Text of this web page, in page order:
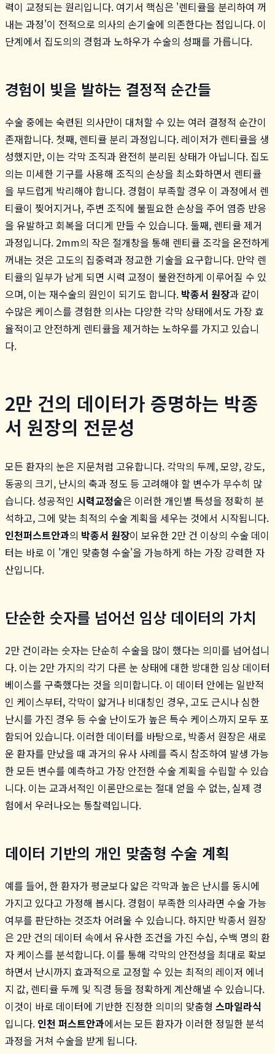
력이 교정되는 원리입니다. 여기서 핵심은 '렌티큘을 분리하여 꺼
내는 과정'이 전적으로 의사의 손기술에 의존한다는 점입니다. 이
단계에서 집도의의 경험과 노하우가 수술의 성패를 가릅니다.
경험이 빛을 발하는 결정적 순간들
수술 중에는 숙련된 의사만이 대처할 수 있는 여러 결정적 순간이
존재합니다. 첫째, 렌티큘 분리 과정입니다. 레이저가 렌티큘을 생
성했지만, 이는 각막 조직과 완전히 분리된 상태가 아닙니다. 집도
의는 미세한 기구를 사용해 조직의 손상을 최소화하면서 렌티큘
을 부드럽게 박리해야 합니다. 경험이 부족할 경우 이 과정에서 렌
티큘이 찢어지거나, 주변 조직에 불필요한 손상을 주어 염증 반응
을 유발하고 회복을 더디게 만들 수 있습니다. 둘째, 렌티큘 제거
과정입니다. 2mm의 작은 절개창을 통해 렌티큘 조각을 온전하게
꺼내는 것은 고도의 집중력과 정교한 기술을 요구합니다. 만약 렌
티큘의 일부가 남게 되면 시력 교정이 불완전하게 이루어질 수 있
으며, 이는 재수술의 원인이 되기도 합니다. 박종서 원장과 같이
수많은 케이스를 경험한 의사는 다양한 각막 상태에서도 가장 효
율적이고 안전하게 렌티큘을 제거하는 노하우를 가지고 있습니
다.
2만 건의 데이터가 증명하는 박종
서 원장의 전문성
모든 환자의 눈은 지문처럼 고유합니다. 각막의 두께, 모양, 강도,
동공의 크기, 난시의 축과 정도 등 고려해야 할 변수가 무수히 많
습니다. 성공적인 시력교정술은 이러한 개인별 특성을 정확히 분
석하고, 그에 맞는 최적의 수술 계획을 세우는 것에서 시작됩니다.
인천퍼스트안과의 박종서 원장이 보유한 2만 건 이상의 수술 데이
터는 바로 이 '개인 맞춤형 수술'을 가능하게 하는 가장 강력한 자
산입니다.
단순한 숫자를 넘어선 임상 데이터의 가치
2만 건이라는 숫자는 단순히 수술을 많이 했다는 의미를 넘어섭니
다. 이는 2만 가지의 각기 다른 눈 상태에 대한 방대한 임상 데이터
베이스를 구축했다는 것을 의미합니다. 이 데이터 안에는 일반적
인 케이스부터, 각막이 얇거나 비대칭인 경우, 고도 근시나 심한
난시를 가진 경우 등 수술 난이도가 높은 특수 케이스까지 모두 포
함되어 있습니다. 이러한 데이터를 바탕으로, 박종서 원장은 새로
운 환자를 만났을 때 과거의 유사 사례를 즉시 참조하여 발생 가능
한 모든 변수를 예측하고 가장 안전한 수술 계획을 수립할 수 있습
니다. 이는 교과서적인 이론만으로는 절대 얻을 수 없는, 실제 경
험에서 우러나오는 통찰력입니다.
데이터 기반의 개인 맞춤형 수술 계획
예를 들어, 한 환자가 평균보다 얇은 각막과 높은 난시를 동시에
가지고 있다고 가정해 봅시다. 경험이 부족한 의사라면 수술 가능
여부를 판단하는 것조차 어려울 수 있습니다. 하지만 박종서 원장
은 2만 건의 데이터 속에서 유사한 조건을 가진 수십, 수백 명의 환
자 케이스를 분석합니다. 이를 통해 각막의 안전성을 최대로 확보
하면서 난시까지 효과적으로 교정할 수 있는 최적의 레이저 에너
지 값, 렌티큘 두께 및 직경 등을 정확하게 계산해낼 수 있습니다.
이것이 바로 데이터에 기반한 진정한 의미의 맞춤형 스마일라식
입니다. 인천 퍼스트안과에서는 모든 환자가 이러한 정밀한 분석
과정을 거쳐 수술을 받게 됩니다.